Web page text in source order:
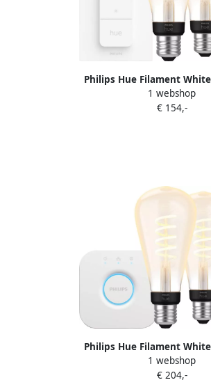
Philips Hue Filament
Edison 3-pack +
1 webshop
€ 154,-
Philips Hue Filament
Edison XL 3-Pack +
1 webshop
€ 204,-